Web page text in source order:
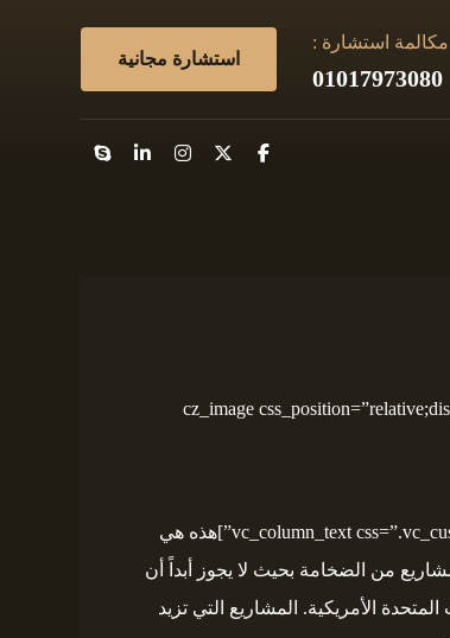
استشارة مجانية
مكالمة استشارة :
01017973080
[cz_image css_position=”relative;display: block;text-align:center” image=”265″
[cz_gap height=”30px” id=”cz_83662″][/vc_column][vc_column width=”1/3″][vc_column_text css=”.vc_custom_1626956625321{margin-bottom: 40px !important;}”]هذه هي
من الضخامة بحيث لا يجوز أبداً أن
الأمريكية. المشاريع التي تزيد